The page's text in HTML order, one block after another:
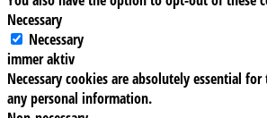
Necessary
Necessary
immer aktiv
Necessary cookies are absolutely essential
any personal information.